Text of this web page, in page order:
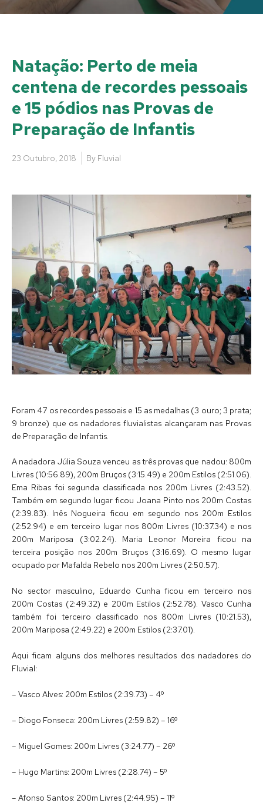
Natação: Perto de meia
centena de recordes pessoais
e 15 pódios nas Provas de
Preparação de Infantis
23 Outubro, 2018 By Fluvial
Foram 47 os recordes pessoais e 15 as medalhas (3 ouro; 3 prata;
9 bronze) que os nadadores fluvialistas alcançaram nas Provas
de Preparação de Infantis.
A nadadora Júlia Souza venceu as três provas que nadou: 800m
Livres (10:56.89), 200m Bruços (3:15.49) e 200m Estilos (2:51.06).
Ema Ribas foi segunda classificada nos 200m Livres (2:43.52).
Também em segundo lugar ficou Joana Pinto nos 200m Costas
(2:39.83). Inês Nogueira ficou em segundo nos 200m Estilos
(2:52.94) e em terceiro lugar nos 800m Livres (10:37.34) e nos
200m Mariposa (3:02.24). Maria Leonor Moreira ficou na
terceira posição nos 200m Bruços (3:16.69). O mesmo lugar
ocupado por Mafalda Rebelo nos 200m Livres (2:50.57).
No sector masculino, Eduardo Cunha ficou em terceiro nos
200m Costas (2:49.32) e 200m Estilos (2:52.78). Vasco Cunha
também foi terceiro classificado nos 800m Livres (10:21.53),
200m Mariposa (2:49.22) e 200m Estilos (2:37.01).
Aqui ficam alguns dos melhores resultados dos nadadores do
Fluvial:
– Vasco Alves: 200m Estilos (2:39.73) – 4º
– Diogo Fonseca: 200m Livres (2:59.82) – 16º
– Miguel Gomes: 200m Livres (3:24.77) – 26º
– Hugo Martins: 200m Livres (2:28.74) – 5º
– Afonso Santos: 200m Livres (2:44.95) – 11º